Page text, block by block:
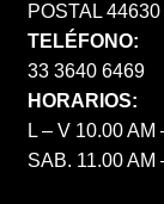
POSTAL
TELÉFONO:
33 3640 6469
HORARIOS:
L – V 10.00 AM
SAB. 11.00 AM